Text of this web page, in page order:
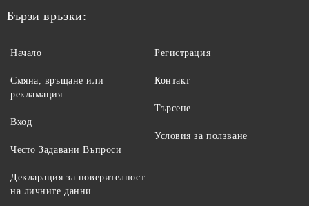
Бързи връзки:
Начало
Смяна, връщане или
рекламация
Вход
Често Задавани Въпроси
Регистрация
Контакт
Търсене
Условия за ползване
Декларация за поверителност
на личните данни